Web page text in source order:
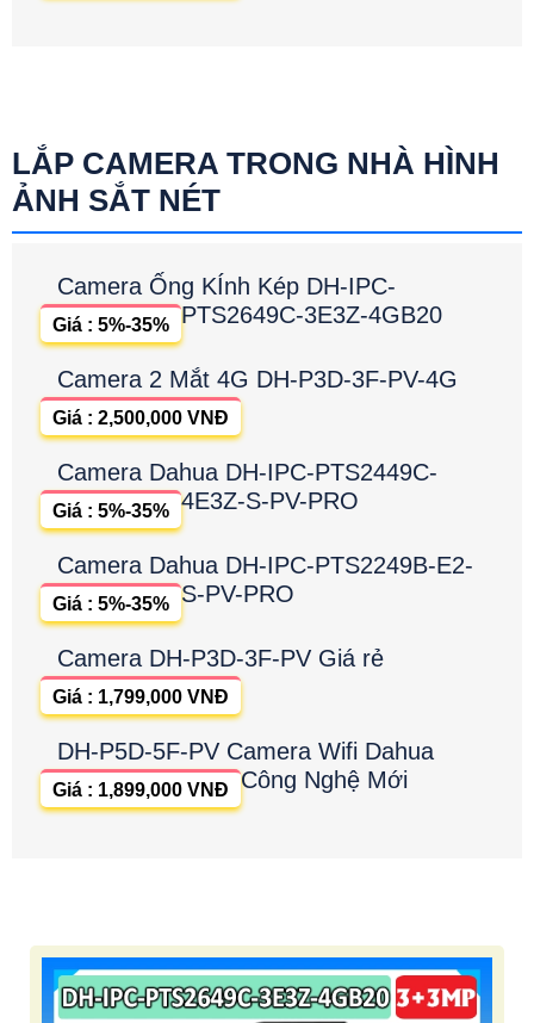
LẮP CAMERA TRONG NHÀ HÌNH
ẢNH SẮT NÉT
Camera Ống KÍnh Kép DH-IPC-
PTS2649C-3E3Z-4GB20
Giá : 5%-35%
Camera 2 Mắt 4G DH-P3D-3F-PV-4G
Giá : 2,500,000 VNĐ
Camera Dahua DH-IPC-PTS2449C-
4E3Z-S-PV-PRO
Giá : 5%-35%
Camera Dahua DH-IPC-PTS2249B-E2-
S-PV-PRO
Giá : 5%-35%
Camera DH-P3D-3F-PV Giá rẻ
Giá : 1,799,000 VNĐ
DH-P5D-5F-PV Camera Wifi Dahua
Công Nghệ Mới
Giá : 1,899,000 VNĐ